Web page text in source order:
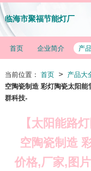
临海市聚福节能灯厂
首页 企业简介 产
当前位置： 首页 > 产品大
空陶瓷制造 彩灯陶瓷太阳
群科技-
【太阳能路
空陶瓷制造
价格,厂家,图